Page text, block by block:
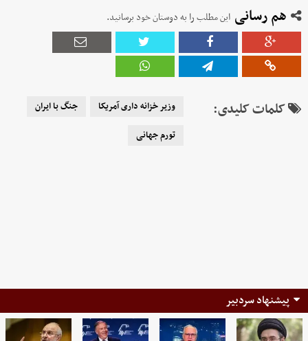
هم رسانی این مطلب را به دوستان خود برسانید.
کلمات کلیدی: وزیر خزانه داری آمریکا
جنگ با ایران
تورم جهانی
پیشنهاد سردبیر